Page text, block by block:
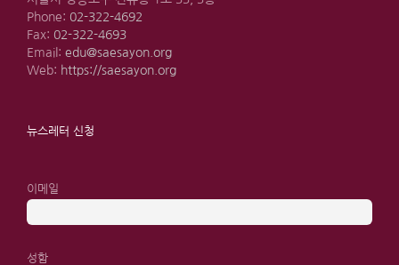
Phone: 02-322-4692
Fax: 02-322-4693
Email: edu@saesayon.org
Web: https://saesayon.org
뉴스레터 신청
이메일
성함